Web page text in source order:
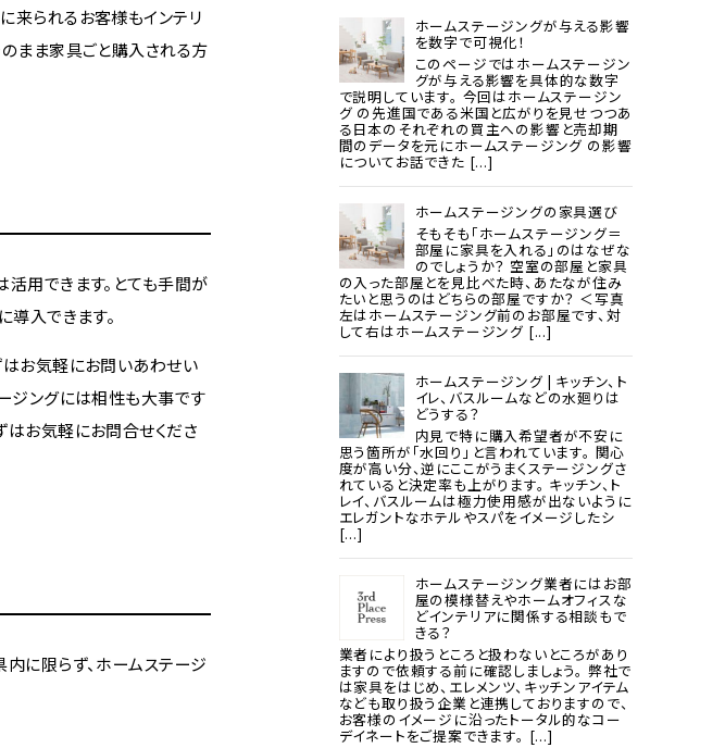
来られるお客様もインテリ
まま家具ごと購入される方
用できます。とても手間が
導入できます。
はお気軽にお問いあわせい
ジングには相性も大事です
はお気軽にお問合せくださ
に限らず、ホームステージ
ホームステージングが与える影響
を数字で可視化！
このページではホームステージン
グが与える影響を具体的な数字
で説明しています。 今回はホームステージン
グ の先進国である米国と広がりを見せつつあ
る日本のそれぞれの買主への影響と売却期
間のデータを元にホームステージング の影響
についてお話できた [...]
ホームステージングの家具選び
そもそも「ホームステージング＝
部屋に家具を入れる」のはなぜな
のでしょうか？ 空室の部屋と家具
の入った部屋とを見比べた時、あたなが住み
たいと思うのはどちらの部屋ですか？ ＜写真
左はホームステージング前のお部屋です、対
して右はホームステージング [...]
ホームステージング | キッチン、ト
イレ、バスルームなどの水廻りは
どうする？
内見で特に購入希望者が不安に
思う箇所が「水回り」と言われています。 関心
度が高い分、逆にここがうまくステージングさ
れていると決定率も上がります。 キッチン、ト
レイ、バスルームは極力使用感が出ないように
エレガントなホテルやスパをイメージしたシ
[...]
ホームステージング業者にはお部
屋の模様替えやホームオフィスな
どインテリアに関係する相談もで
きる？
業者により扱うところと扱わないところがあり
ますので依頼する前に確認しましょう。 弊社で
は家具をはじめ、エレメンツ、キッチンアイテム
なども取り扱う企業と連携しておりますので、
お客様のイメージに沿ったトータル的なコー
デイネートをご提案できます。 [...]